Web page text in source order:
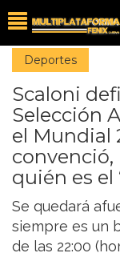
Deportes
Scaloni
Selección
el Mundial
quién es el
Se quedará
siempre es un
de las 22:00